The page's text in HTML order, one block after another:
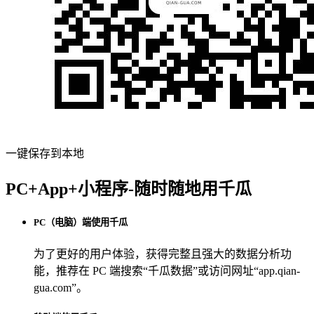
一键保存到本地
PC+App+小程序-随时随地用千瓜
PC（电脑）端使用千瓜
为了更好的用户体验，获得完整且强大的数据分析功
能，推荐在 PC 端搜索“千瓜数据”或访问网址“app.qian-
gua.com”。